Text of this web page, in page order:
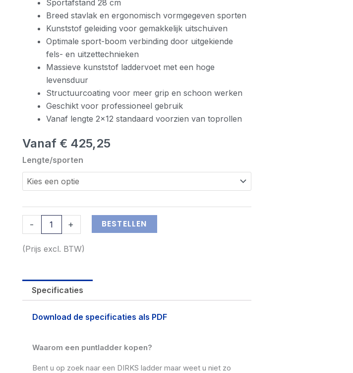
Sportafstand 28 cm
Breed stavlak en ergonomisch vormgegeven sporten
Kunststof geleiding voor gemakkelijk uitschuiven
Optimale sport-boom verbinding door uitgekiende
fels- en uitzettechnieken
Massieve kunststof laddervoet met een hoge
levensduur
Structuurcoating voor meer grip en schoon werken
Geschikt voor professioneel gebruik
Vanaf lengte 2×12 standaard voorzien van toprollen
Vanaf € 425,25
Lengte/sporten
-
Dirks
2-
delige
aantal
+ BESTELLEN
(Prijs excl. BTW)
Specificaties
Download de specificaties als PDF
Waarom een puntladder kopen?
Bent u op zoek naar een DIRKS ladder maar weet u niet zo